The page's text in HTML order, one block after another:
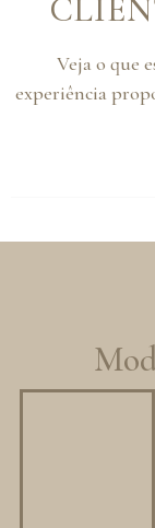
Veja o que
experiência